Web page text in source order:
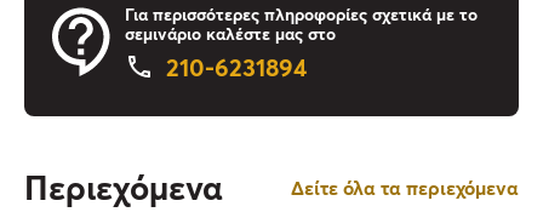
Για περισσότερες πληροφορίες σχετικά με το
σεμινάριο καλέστε μας στο
210-6231894
Περιεχόμενα Δείτε όλα τα περιεχόμενα